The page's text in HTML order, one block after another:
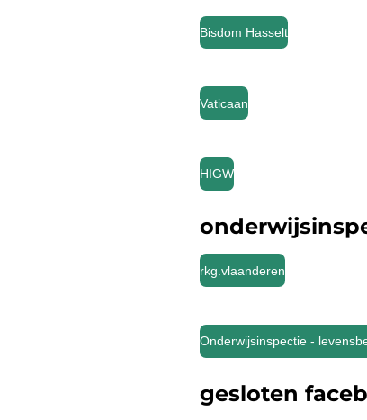
Bisdom Hasselt
Vaticaan
HIGW
rkg.vlaanderen
Onderwijsinspectie -
gesloten